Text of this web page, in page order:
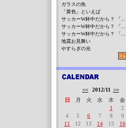
ガラスの魚
「黄色」といえば
サッカーW杯中だから？ 「...
サッカーW杯中だから？ 「...
サッカーW杯中だから？ 「...
地震お見舞い
やすらぎの光
<< 2012/11 >>
日
月 火 水 木 金
1
2
4
5 6 7 8 9
11
12 13 14 15 16